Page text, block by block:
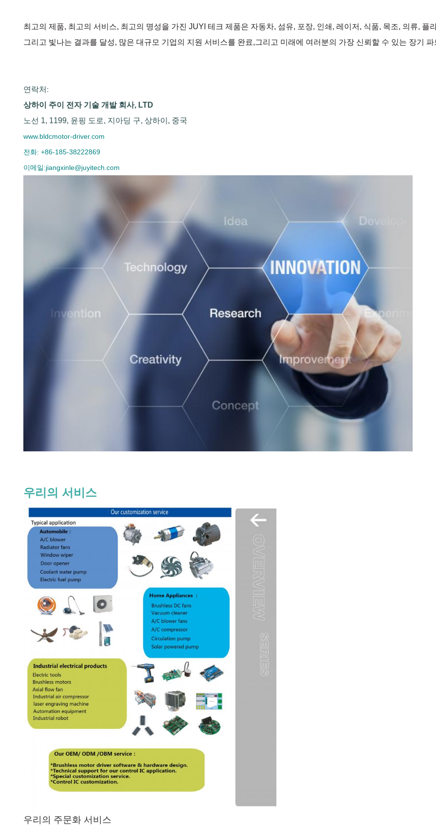
최고의 제품, 최고의 서비스, 최고의 명성을 가진 JUYI 테크 제품은 자동차, 섬유, 포장, 인쇄, 레이저, 식품, 목조, 의류, 플
그리고 빛나는 결과를 달성, 많은 대규모 기업의 지원 서비스를 완료,그리고 미래에 여러분의 가장 신뢰할 수 있는 장기
연락처:
상하이 주이 전자 기술 개발 회사, LTD
노선 1, 1199, 윤핑 도로, 지아딩 구, 상하이, 중국
www.bldcmotor-driver.com
전화: +86-185-38222869
이메일:jiangxinle@juyitech.com
우리의 서비스
우리의 주문화 서비스